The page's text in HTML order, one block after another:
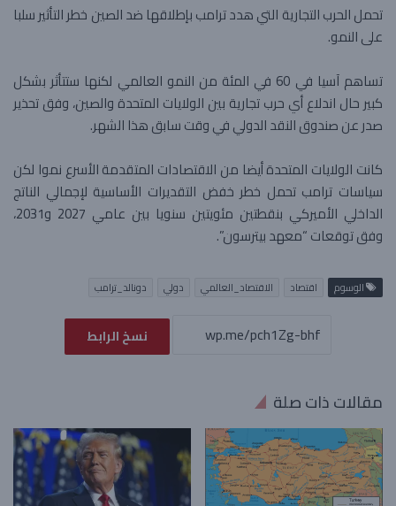
تحمل الحرب التجارية التي هدد ترامب بإطلاقها ضد الصين خطر التأثير سلبا
على النمو.
تساهم آسيا في 60 في المئة من النمو العالمي لكنها ستتأثر بشكل
كبير حال اندلاع أي حرب تجارية بين الولايات المتحدة والصين، وفق تحذير
صدر عن صندوق النقد الدولي في وقت سابق هذا الشهر.
كانت الولايات المتحدة أيضا من الاقتصادات المتقدمة الأسرع نموا لكن
سياسات ترامب تحمل خطر خفض التقديرات الأساسية لإجمالي الناتج
الداخلي الأميركي بنقطتين مئويتين سنويا بين عامي 2027 و2031،
وفق توقعات “معهد بيترسون”.
الوسوم اقتصاد الاقتصاد_العالمي دولي دونالد_ترامب
نسخ الرابط
مقالات ذات صلة